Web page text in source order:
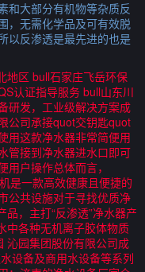
和大部分有机物等杂质反
，无需化学品及可有效脱
以反渗透是最先进的也是
地区 bull石家庄飞岳环保
认证指导服务 bull山东川
研发，工业级解决方案成
公司承接quot交钥匙quot
用这款净水器非常简便用
管接到净水器进水口即可
户操作总体而言，
是一款高效健康且便捷的
公共设施对于寻找优质净
，主打“反渗透”净水器产
中各种无机离子胶体物质
沁园集团股份有限公司成
设备及商用水设备等系列